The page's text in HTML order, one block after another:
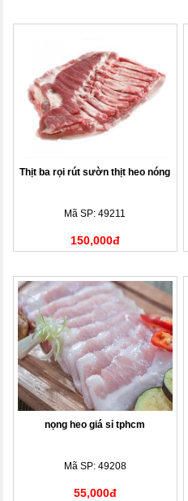
Thịt ba rọi rút sườn thịt heo nóng
Mã SP: 49211
150,000đ
nọng heo giá sỉ tphcm
Mã SP: 49208
55,000đ